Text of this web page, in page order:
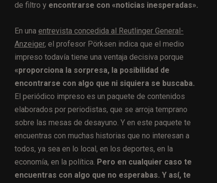
de filtro y encontrarse con «noticias inesperadas».
En una entrevista concedida al Reutlinger General-
Anzeiger, el profesor Pörksen indica que el medio
impreso todavía tiene una ventaja decisiva porque
«proporciona la sorpresa, la posibilidad de
encontrarse con algo que ni siquiera se buscaba.
El periódico impreso es un paquete de contenidos
elaborados por periodistas, que se arroja temprano
sobre las mesas de desayuno. Y en este paquete te
encuentras con muchas historias que no interesan a
todos, ya sea en lo local, en los deportes, en la
economía, en la política. Pero en cualquier caso te
encuentras con algo que no esperabas. Y así, te